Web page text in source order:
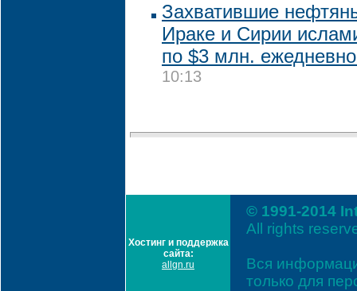
Захватившие
Ираке и Сирии
по $3 млн.
10:13
Хостинг и поддержка
сайта:
allgn.ru
© 1991-2014
All rights
Вся
только для